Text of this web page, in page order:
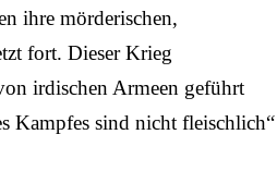
ihre mörderischen,
fort. Dieser Krieg
irdischen Armeen geführt
Kampfes sind nicht fleischlich“